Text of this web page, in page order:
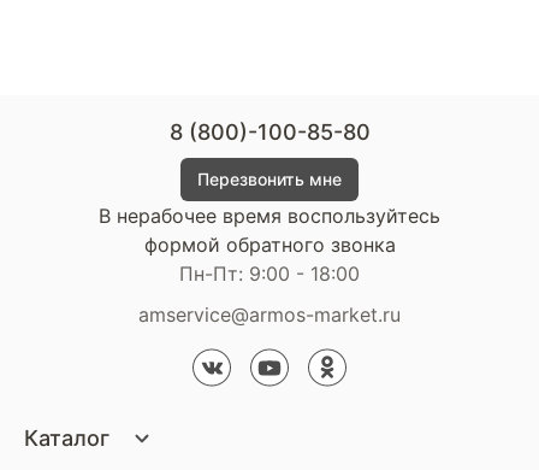
Каталог
8 (800)-100-85-80
Перезвонить мне
В нерабочее время воспользуйтесь
формой обратного звонка
Пн-Пт: 9:00 - 18:00
amservice@armos-market.ru